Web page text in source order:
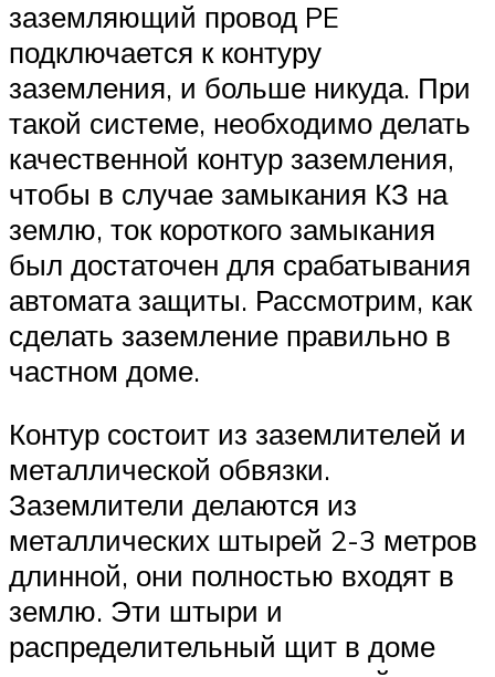
заземляющий провод PE
подключается к контуру
заземления, и больше никуда. При
такой системе, необходимо делать
качественной контур заземления,
чтобы в случае замыкания КЗ на
землю, ток короткого замыкания
был достаточен для срабатывания
автомата защиты. Рассмотрим, как
сделать заземление правильно в
частном доме.
Контур состоит из заземлителей и
металлической обвязки.
Заземлители делаются из
металлических штырей 2-3 метров
длинной, они полностью входят в
землю. Эти штыри и
распределительный щит в доме